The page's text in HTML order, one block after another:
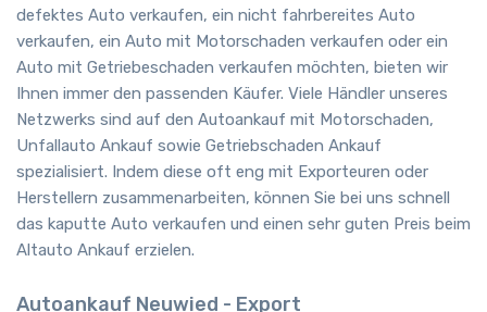
defektes Auto verkaufen, ein nicht fahrbereites Auto
verkaufen, ein Auto mit Motorschaden verkaufen oder ein
Auto mit Getriebeschaden verkaufen möchten, bieten wir
Ihnen immer den passenden Käufer. Viele Händler unseres
Netzwerks sind auf den Autoankauf mit Motorschaden,
Unfallauto Ankauf sowie Getriebschaden Ankauf
spezialisiert. Indem diese oft eng mit Exporteuren oder
Herstellern zusammenarbeiten, können Sie bei uns schnell
das kaputte Auto verkaufen und einen sehr guten Preis beim
Altauto Ankauf erzielen.
Autoankauf Neuwied - Export